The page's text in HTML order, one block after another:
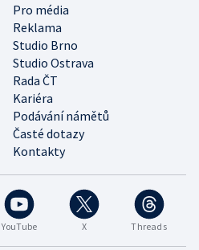
YouTube X Threads
Pro média
Reklama
Studio Brno
Studio Ostrava
Rada ČT
Kariéra
Podávání námětů
Časté dotazy
Kontakty